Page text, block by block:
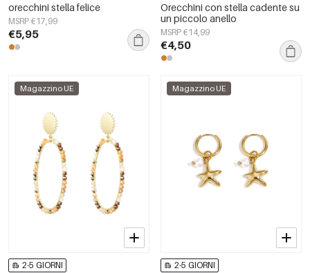
orecchini stella felice
MSRP €17,99
€5,95
Orecchini con stella cadente su
un piccolo anello
MSRP €14,99
€4,50
Magazzino UE
2-5 GIORNI
Magazzino UE
2-5 GIORNI